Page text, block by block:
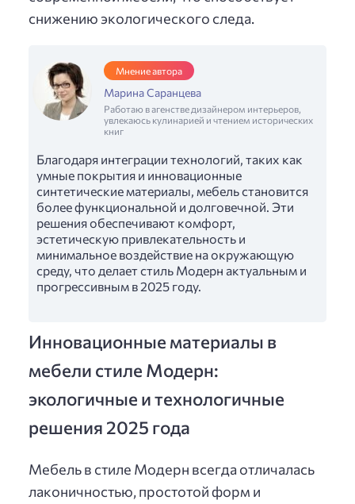
снижению экологического следа.
Мнение автора
Марина Саранцева
Работаю в агенстве дизайнером интерьеров,
увлекаюсь кулинарией и чтением исторических
книг
Благодаря интеграции технологий, таких как
умные покрытия и инновационные
синтетические материалы, мебель становится
более функциональной и долговечной. Эти
решения обеспечивают комфорт,
эстетическую привлекательность и
минимальное воздействие на окружающую
среду, что делает стиль Модерн актуальным и
прогрессивным в 2025 году.
Инновационные материалы в
мебели стиле Модерн:
экологичные и технологичные
решения 2025 года
Мебель в стиле Модерн всегда отличалась
лаконичностью, простотой форм и